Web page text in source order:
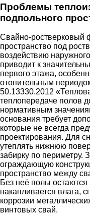
Проблемы
подпольного
Свайно-ростверковый
пространство под
воздействию
приводит к
первого этажа,
отопительным
50.13330.2012
теплопередаче полов
нормативным
основания требует
которые не всегда
проектирования. Для
утеплять нижнюю
забирку по периметру.
ограждающую
пространство между
Без неё полы
накапливается влага,
коррозии
винтовых свай.